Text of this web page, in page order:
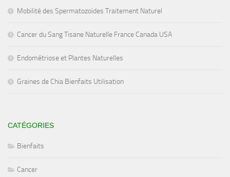
Mobilité des Spermatozoïdes Traitement Naturel
Cancer du Sang Tisane Naturelle France Canada USA
Endométriose et Plantes Naturelles
Graines de Chia Bienfaits Utilisation
CATÉGORIES
Bienfaits
Cancer